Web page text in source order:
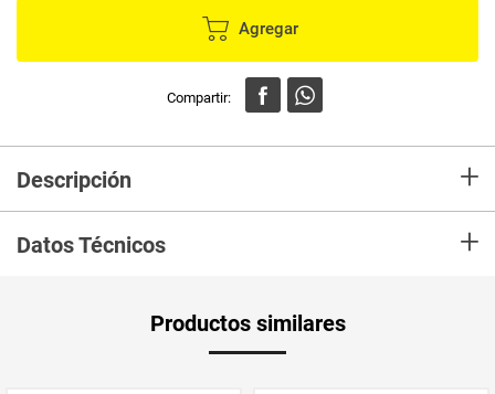
Agregar
Descripción +
diferentes preparaciones de sal o de dulce, líquidas o sólidas, aportando
todos los beneficios de la Avena.
Datos Técnicos +
Productos similares